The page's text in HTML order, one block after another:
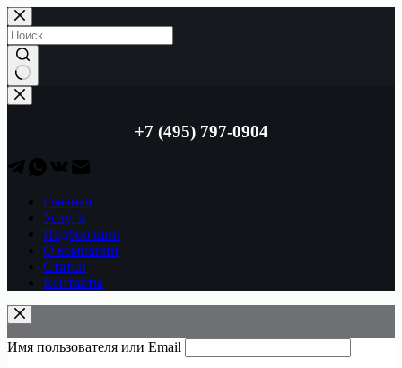
Перейти
к
сути
Ничего
не
+7 (495) 797-0904
Главная
Услуги
Подбор шин
О компании
Статьи
Контакты
Имя пользователя или Email